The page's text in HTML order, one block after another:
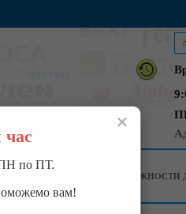
ПРИНАДЛЕЖНОСТИ
×
час
ПН по ПТ.
вам!